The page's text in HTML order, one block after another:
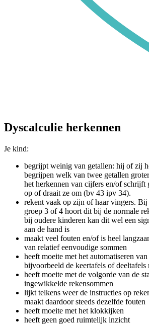
Dyscalculie herkennen
Je kind:
begrijpt weinig van getallen: hij of zij
begrijpen welk van twee getallen
het herkennen van cijfers en/of schrijft
op of draait ze om (bv 43 ipv 34).
rekent vaak op zijn of haar vingers.
groep 3 of 4 hoort dit bij de normale
bij oudere kinderen kan dit wel een
aan de hand is
maakt veel fouten en/of is heel
van relatief eenvoudige sommen
heeft moeite met het automatiseren
bijvoorbeeld de keertafels of deeltafels
heeft moeite met de volgorde van de
ingewikkelde rekensommen
lijkt telkens weer de instructies op
maakt daardoor steeds dezelfde fouten
heeft moeite met het klokkijken
heeft geen goed ruimtelijk inzicht